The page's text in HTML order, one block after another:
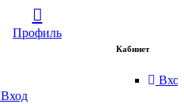
Профиль
Вход
Кабинет